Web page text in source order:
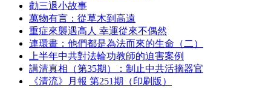
勸三退小故事
萬物有言：從草木到高遠
重症來襲遇高人 幸運從來不偶然
連環畫：他們都是為法而來的生命（二）
上半年中共對法輪功教師的迫害案例
講清真相（第35期）：制止中共活摘器官
《清流》月報 第251期（印刷版）